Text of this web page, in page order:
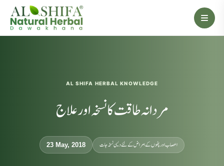
AL SHIFA HERBAL KNOWLEDGE
مردانہ طاقت کا نسخہ اور علاج
23 May, 2018 اعصاب اور پٹھوں کے امراض کےلئے دیسی نسخہ جات